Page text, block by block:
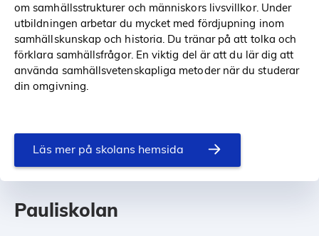
om samhällsstrukturer och människors livsvillkor. Under
utbildningen arbetar du mycket med fördjupning inom
samhällskunskap och historia. Du tränar på att tolka och
förklara samhällsfrågor. En viktig del är att du lär dig att
använda samhällsvetenskapliga metoder när du studerar
din omgivning.
Läs mer på skolans hemsida
Pauliskolan